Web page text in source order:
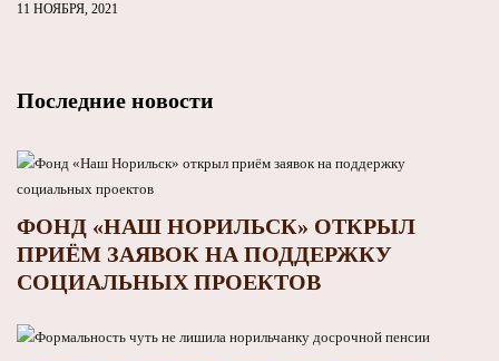
11 НОЯБРЯ, 2021
Последние новости
ФОНД «НАШ НОРИЛЬСК» ОТКРЫЛ
ПРИЁМ ЗАЯВОК НА ПОДДЕРЖКУ
СОЦИАЛЬНЫХ ПРОЕКТОВ